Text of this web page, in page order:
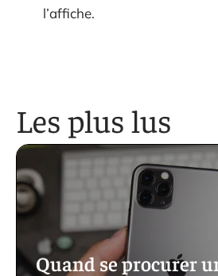
l’affiche.
Les plus lus
Quand se procurer